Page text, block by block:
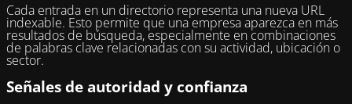
Cada entrada en un directorio representa una nueva URL
indexable. Esto permite que una empresa aparezca en más
resultados de búsqueda, especialmente en combinaciones
de palabras clave relacionadas con su actividad, ubicación o
sector.
Señales de autoridad y confianza